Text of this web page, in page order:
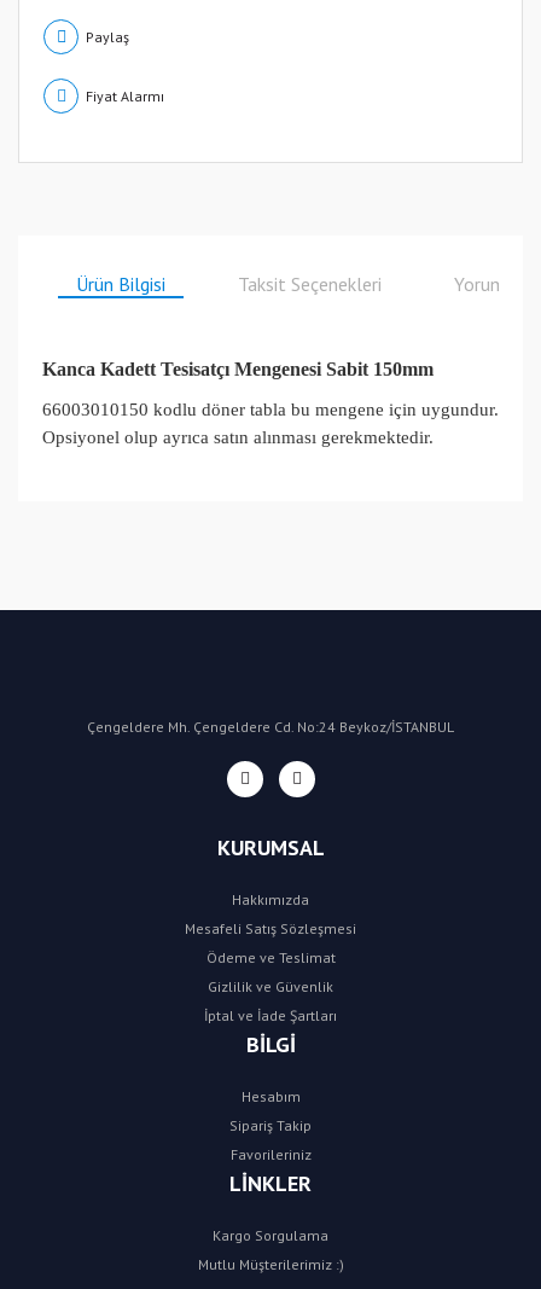
Paylaş
Fiyat Alarmı
Ürün Bilgisi Taksit Seçenekleri Yorumlar
Kanca Kadett Tesisatçı Mengenesi Sabit 150mm
66003010150 kodlu döner tabla bu mengene için uygundur.
Opsiyonel olup ayrıca satın alınması gerekmektedir.
Çengeldere Mh. Çengeldere Cd. No:24 Beykoz/İSTANBUL
KURUMSAL
Hakkımızda
Mesafeli Satış Sözleşmesi
Ödeme ve Teslimat
Gizlilik ve Güvenlik
İptal ve İade Şartları
BİLGİ
Hesabım
Sipariş Takip
Favorileriniz
LİNKLER
Kargo Sorgulama
Mutlu Müşterilerimiz :)